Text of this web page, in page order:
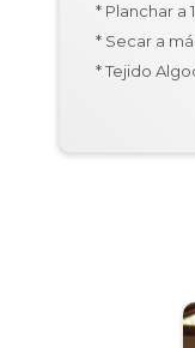
* Planchar a
* Secar a
* Tejido